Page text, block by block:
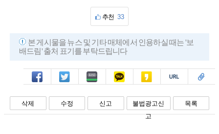
추천 33
본 게시물을 뉴스 및 기타 매체에서 인용하실 때는 '보
배드림' 출처 표기를 부탁드립니다
페북 트윗 밴드 카톡 카스 복사 스크랩
삭제 수정 신고
불법광고신
고
목록